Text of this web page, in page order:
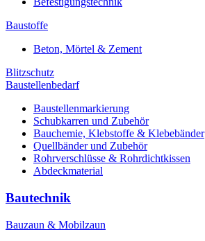
Baustoffe
Beton, Mörtel & Zement
Blitzschutz
Baustellenbedarf
Baustellenmarkierung
Schubkarren und Zubehör
Bauchemie, Klebstoffe & Klebebänder
Quellbänder und Zubehör
Rohrverschlüsse & Rohrdichtkissen
Abdeckmaterial
Bautechnik
Bauzaun & Mobilzaun